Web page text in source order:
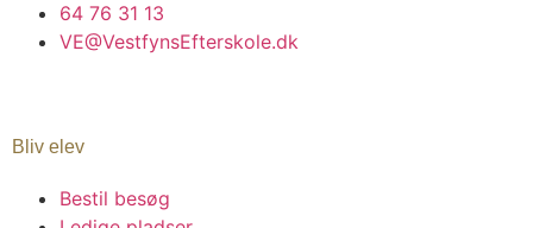
64 76 31 13
VE@VestfynsEfterskole.dk
Bliv elev
Bestil besøg